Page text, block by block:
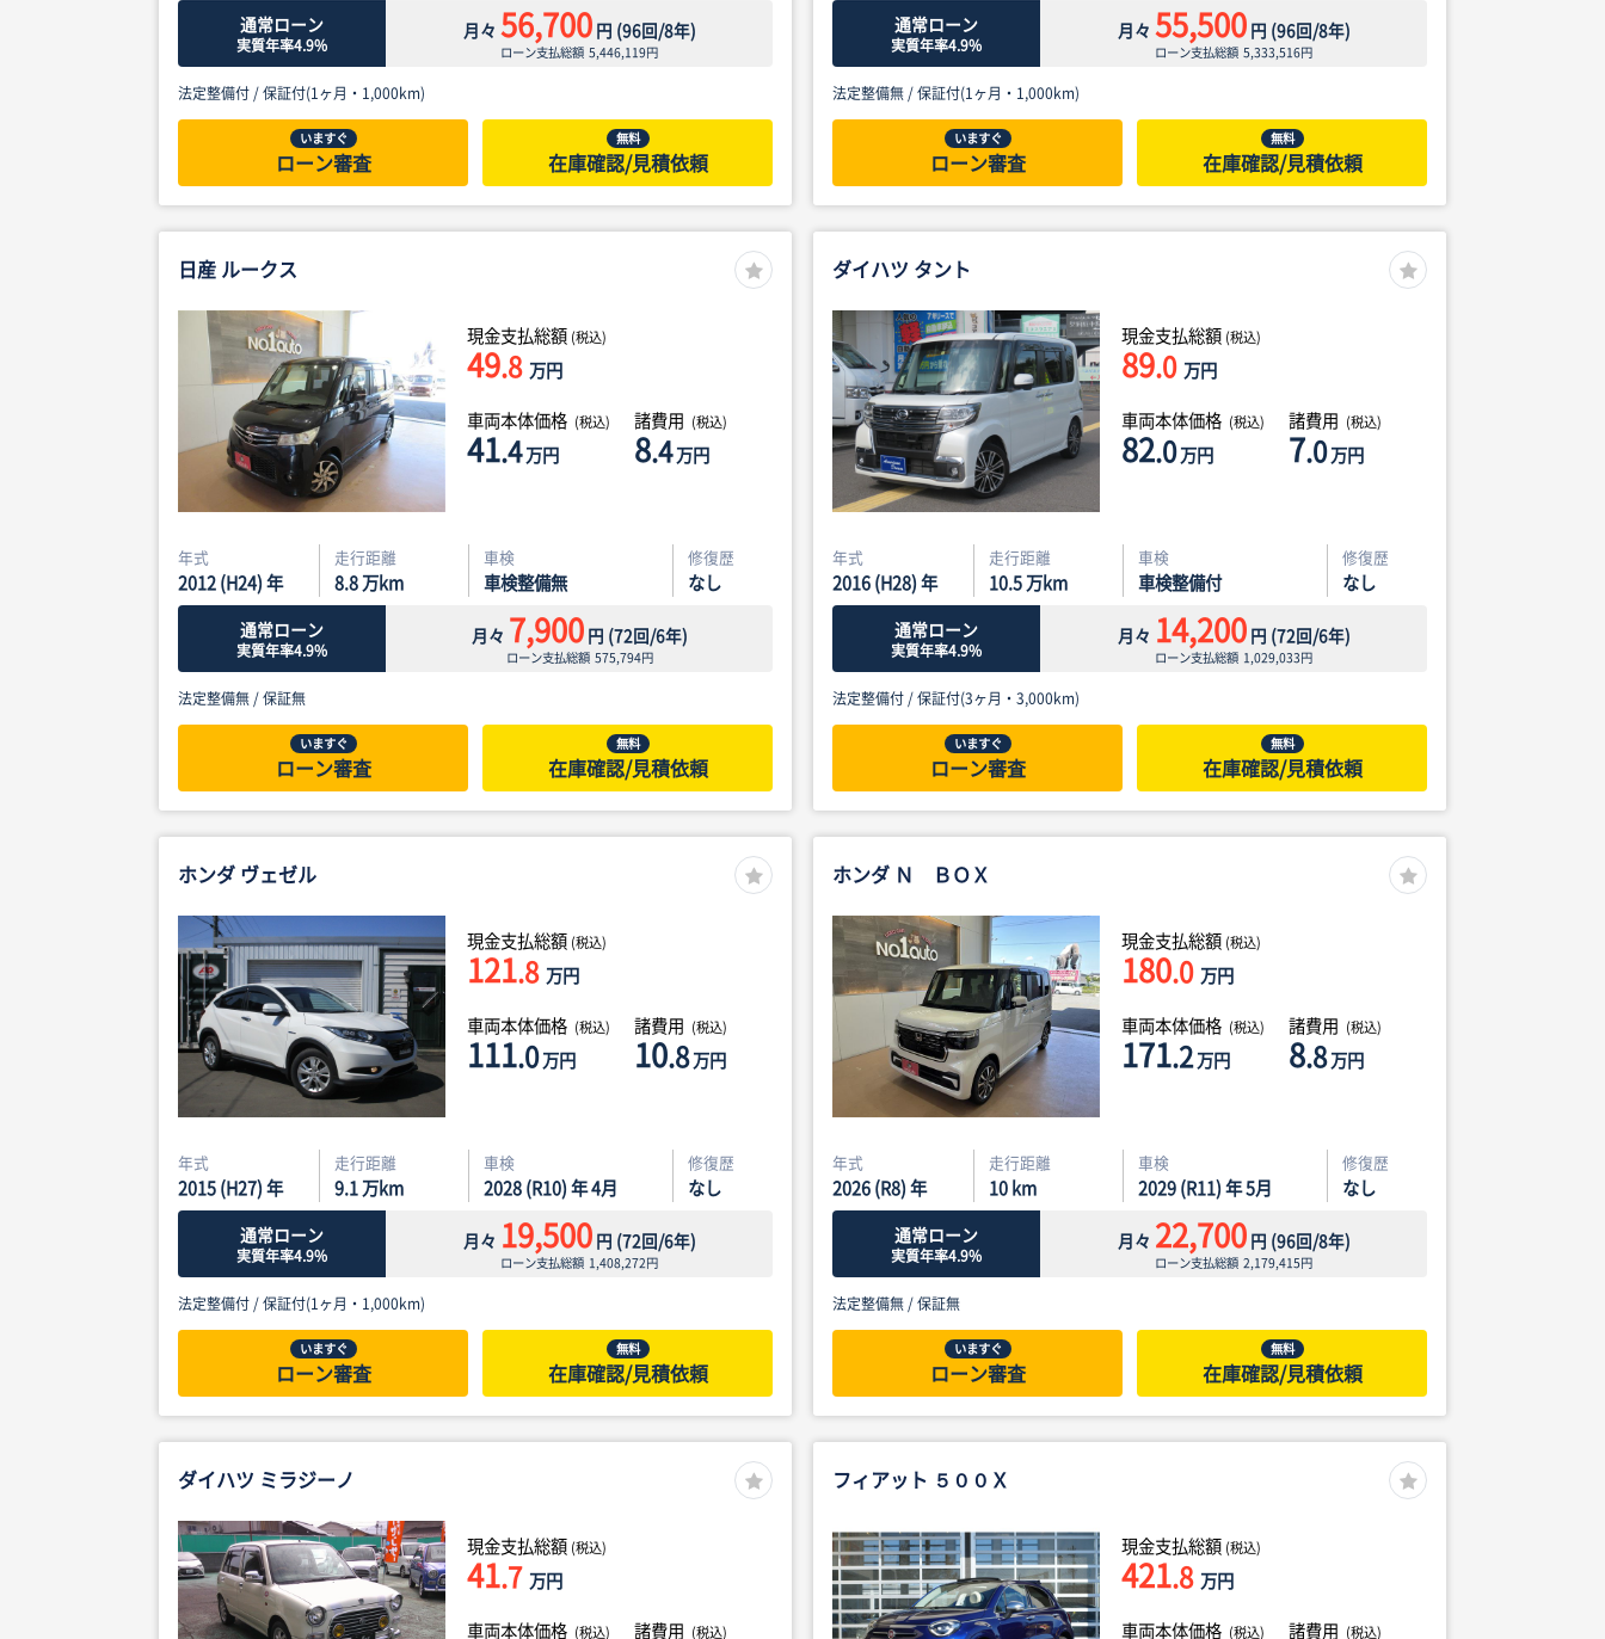
通常ローン
実質年率4.9%
月々 56,700円 (96回/8年)
ローン支払総額5,446,119円
法定整備付 /保証付(1ヶ月・1,000km)
いますぐ
ローン審査
無料
在庫確認/見積依頼
通常ローン
実質年率4.9%
月々 55,500円 (96回/8年)
ローン支払総額5,333,516円
法定整備無 /保証付(1ヶ月・1,000km)
いますぐ
ローン審査
無料
在庫確認/見積依頼
日産 ルークス
現金支払総額 (税込)
49.8 万円
車両本体価格 (税込)
41.4万円
諸費用 (税込)
8.4万円
年式
2012 (H24) 年
走行距離
8.8万km
車検
車検整備無
修復歴
なし
通常ローン
実質年率4.9%
月々 7,900円 (72回/6年)
ローン支払総額 575,794円
法定整備無 /保証無
いますぐ
ローン審査
無料
在庫確認/見積依頼
ダイハツ タント
現金支払総額 (税込)
89.0 万円
車両本体価格 (税込)
82.0万円
諸費用 (税込)
7.0万円
年式
2016 (H28) 年
走行距離
10.5万km
車検
車検整備付
修復歴
なし
通常ローン
実質年率4.9%
月々 14,200円 (72回/6年)
ローン支払総額 1,029,033円
法定整備付 /保証付(3ヶ月・3,000km)
いますぐ
ローン審査
無料
在庫確認/見積依頼
ホンダ ヴェゼル
現金支払総額 (税込)
121.8 万円
車両本体価格 (税込)
111.0万円
諸費用 (税込)
10.8万円
年式
2015 (H27) 年
走行距離
9.1万km
車検
2028 (R10) 年 4月
修復歴
なし
通常ローン
実質年率4.9%
月々 19,500円 (72回/6年)
ローン支払総額 1,408,272円
法定整備付 /保証付(1ヶ月・1,000km)
いますぐ
ローン審査
無料
在庫確認/見積依頼
ホンダ Ｎ ＢＯＸ
現金支払総額 (税込)
180.0 万円
車両本体価格 (税込)
171.2万円
諸費用 (税込)
8.8万円
年式
2026 (R8) 年
走行距離
10km
車検
2029 (R11) 年 5月
修復歴
なし
通常ローン
実質年率4.9%
月々 22,700円 (96回/8年)
ローン支払総額2,179,415円
法定整備無 /保証無
いますぐ
ローン審査
無料
在庫確認/見積依頼
ダイハツ ミラジーノ
現金支払総額 (税込)
41.7 万円
車両本体価格 (税込) 諸費用 (税込)
フィアット ５００Ｘ
現金支払総額 (税込)
421.8 万円
車両本体価格 (税込) 諸費用 (税込)